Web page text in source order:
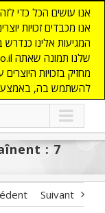
אנו עושים הכל כדי
אנו מכבדים זכויות
מחזיק בזכויות
להשתמש בה,
: 7
Suivant